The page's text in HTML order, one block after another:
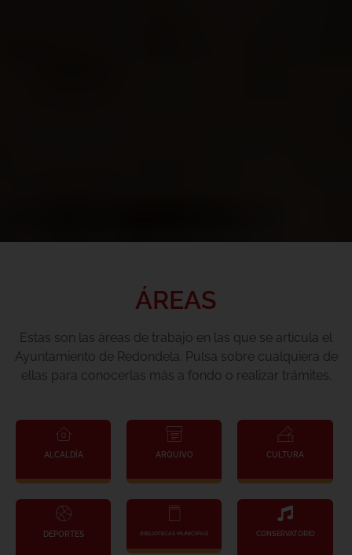
ÁREAS
Estas son las áreas de trabajo en las que se articula el
Ayuntamiento de Redondela. Pulsa sobre cualquiera de
ellas para conocerlas más a fondo o realizar trámites.
ALCALDÍA ARQUIVO CULTURA
DEPORTES BIBLIOTECAS MUNICIPAIS CONSERVATORIO